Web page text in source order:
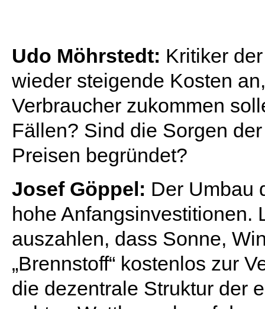
Udo Möhrstedt: Kritiker
wieder steigende Kosten
Verbraucher zukommen
Fällen? Sind die Sorgen
Preisen begründet?
Josef Göppel: Der Umbau
hohe Anfangsinvestitionen.
auszahlen, dass Sonne,
„Brennstoff“ kostenlos zur
die dezentrale Struktur der